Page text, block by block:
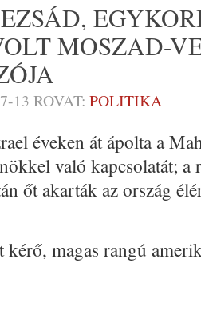
MOSZAD-
13 ROVAT: POLITIKA
éveken át ápolta a
való kapcsolatát; a
őt akarták az ország
kérő, magas rangú